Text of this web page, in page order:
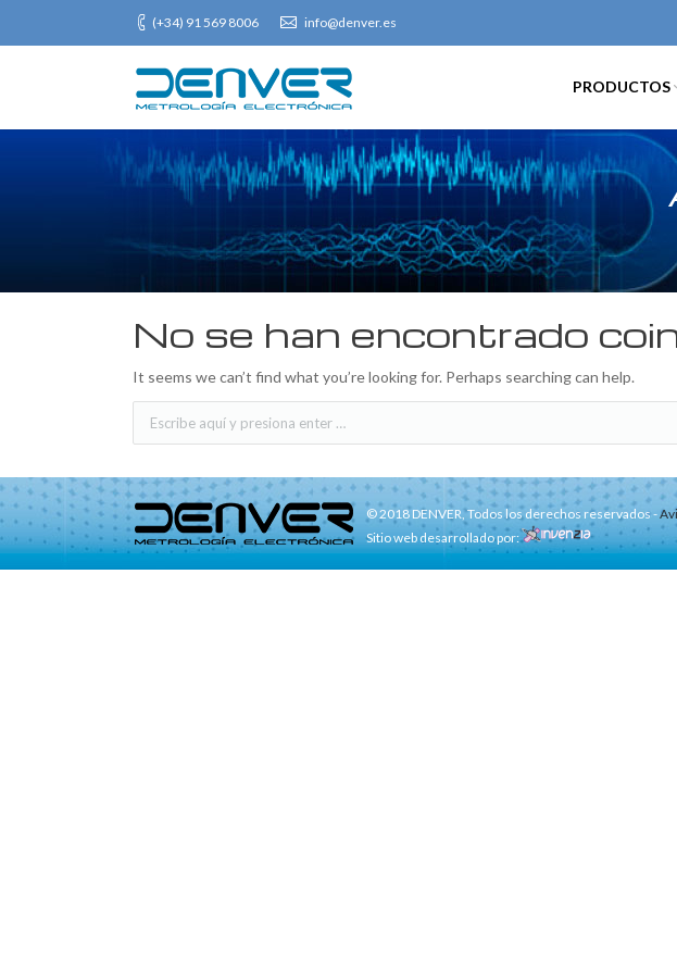
(+34) 91 569 8006 info@denver.es
PRODUCTOS
No se han encontrado
It seems we can’t find what you’re looking for. Perhaps searching can help.
© 2018 DENVER, Todos los derechos reservados -
Sitio web desarrollado por: